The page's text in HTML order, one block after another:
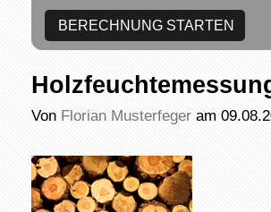
Von Florian Musterfegeram